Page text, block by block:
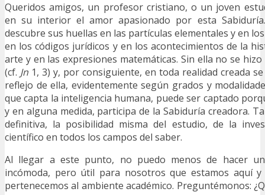
Queridos amigos, un profesor cristiano, o un joven
en su interior el amor apasionado por esta
descubre sus huellas en las partículas elementales y en
en los códigos jurídicos y en los acontecimientos de la
arte y en las expresiones matemáticas. Sin ella no se
(cf. Jn 1, 3) y, por consiguiente, en toda realidad creada
reflejo de ella, evidentemente según grados y
que capta la inteligencia humana, puede ser captado
y en alguna medida, participa de la Sabiduría creadora.
definitiva, la posibilidad misma del estudio, de la
científico en todos los campos del saber.
Al llegar a este punto, no puedo menos de hacer
incómoda, pero útil para nosotros que estamos aquí
pertenecemos al ambiente académico. Preguntémonos: